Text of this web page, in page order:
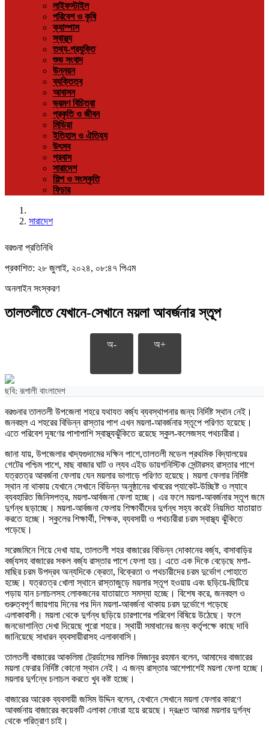
লাইফস্টাইল
পরিবেশ ও কৃষি
ক্যাম্পাস
স্বাস্থ্য
তথ্য-প্রযুক্তি
শুভ সংবাদ
উন্নয়ন
ব্যক্তিত্ব
আবাসন
ভ্রমণ বিচিত্রা
প্রকৃতি ও জীবন
মিডিয়া
ইতিহাস ও ঐতিহ্য
উৎসব
প্রবাস
সারাদেশ
শিল্প ও সংস্কৃতি
ফিচার
সারাদেশ
বরগুনা প্রতিনিধি
প্রকাশিত: ২৮ জুলাই, ২০২৪, ০৮:৪৭ পিএম
অনলাইন সংস্করণ
তালতলীতে যেখানে-সেখানে ময়লা আবর্জনার স্তূপ
অ- অ+
ছবি: রূপালী বাংলাদেশ
বরগুনার তালতলী উপজেলা শহরে যথাযত বর্জ্য ব্যবস্থাপনার জন্য নির্দিষ্ট স্থান নেই।
জনবহুল এ শহরের বিভিন্ন রাস্তার পাশ এখন ময়লা-আবর্জনার স্তূপে পরিণত হয়েছে।
এতে পরিবেশ দূষণের পাশাপাশি স্বাস্থ্যঝুঁকিতে রয়েছে স্কুল-কলেজসহ পথচারীরা।
জানা যায়, উপজেলার খাদ্যগুদামের দক্ষিন পাশে,তালতলী মডেল প্রথমিক বিদ্যালয়ের
গেটের পশ্চিম পাশে, মাছ বাজার ঘাট ও ল্যব এইড ডায়গনিস্টিক সেন্টারসহ রাস্তার পাশে
যত্রতত্র আবর্জনা ফেলায় যেন ময়লার ভাগাড়ে পরিণত হয়েছে। ময়লা ফেলার নির্দিষ্ট
স্থান না থাকায় যেখানে সেখানে বিভিন্ন অনুষ্ঠানের খাবরের প্যাকেট-উচ্ছিষ্ট ও ল্যাবে
ব্যবহারিত জিনিসপত্র, ময়লা-আর্বজনা ফেলা হচ্ছে। এর ফলে ময়লা-আবর্জনার স্তূপ জমে
দুর্গন্ধ ছড়াচ্ছে। ময়লা-আর্বজনা ফেলায় শিক্ষার্থীদের দুর্গন্ধ সহ্য করেই নিয়মিত যাতায়াত
করতে হচ্ছে। স্কুলের শিক্ষার্থী, শিক্ষক, ব্যবসায়ী ও পথচারীরা চরম স্বাস্থ্য ঝুঁকিতে
পড়েছে।
সরেজমিনে গিয়ে দেখা যায়, তালতলী শহর বাজারের বিভিন্ন দোকানের বর্জ্য, বাসাবাড়ির
বর্জ্যসহ বাজারের সকল বর্জ্য রাস্তার পাশে ফেলা হয়। এতে এক দিকে বেড়েছে মশা-
মাছির চরম উপদ্রব অন্যদিকে ক্রেতা, বিক্রেতা ও পথচারীদের চরম দুর্ভোগ পোহাতে
হচ্ছে। যত্রতত্র খোলা স্থানে রাস্তাজুড়ে ময়লার স্তূপ হওয়ায় এবং ছড়িয়ে-ছিটিয়ে
পড়ায় যান চলাচলসহ লোকজনের যাতায়াতে সমস্যা হচ্ছে। বিশেষ করে, জনবহুল ও
গুরুত্বপূর্ণ জায়গায় দিনের পর দিন ময়লা-আবর্জনা থাকায় চরম দুর্ভোগে পড়েছে
এলাকাবাসী। ময়লা থেকে দুর্গন্ধ ছড়িয়ে চারপাশের পরিবেশ বিষিয়ে উঠেছে। ফলে
জনভোগান্তি দেখা দিয়েছে পুরো শহরে। স্থায়ী সমাধানের জন্য কর্তৃপক্ষে কাছে দাবি
জানিয়েছে সাধারন ব্যবসায়ীরাসহ এলাকাবাসি।
তালতলী বাজারের আকলিমা ট্রের্ডাসের মালিক মিজানুর রহমান বলেন, আমাদের বাজারের
ময়লা ফেরার নির্দিষ্ট কোনো স্থান নেই। এ জন্য রাস্তার আশেপাশেই ময়লা ফেলা হচ্ছে।
ময়লার দুর্গন্ধে চলাচল করতে খুব কষ্ট হচ্ছে।
বাজারের আরেক ব্যবসায়ী জসিম উদ্দিন বলেন, যেখানে সেখানে ময়লা ফেলার কারণে
আবর্জনায় বাজারের কয়েকটি এলাকা নোংরা হয়ে রয়েছে। দ্রæত আমরা ময়লার দুর্গন্ধ
থেকে পরিত্রাণ চাই।